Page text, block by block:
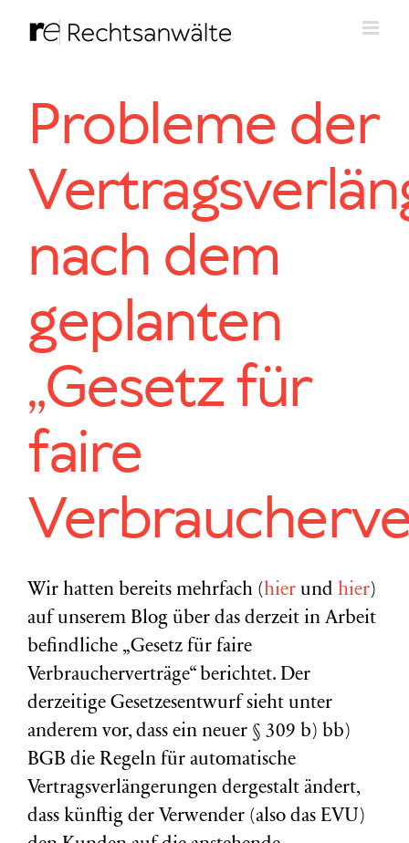
Inhalt
Probleme der
nach dem
geplanten
„Gesetz für
faire
Wir hatten bereits mehrfach (hier und hier)
auf unserem Blog über das derzeit in Arbeit
befindliche „Gesetz für faire
Verbraucherverträge“ berichtet. Der
derzeitige Gesetzesentwurf sieht unter
anderem vor, dass ein neuer § 309 b) bb)
BGB die Regeln für automatische
Vertragsverlängerungen dergestalt ändert,
dass künftig der Verwender (also das EVU)